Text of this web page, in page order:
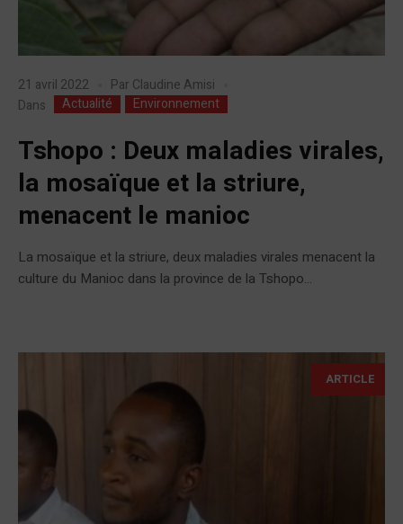
21 avril 2022 Par Claudine Amisi
Dans
Actualité Environnement
Tshopo : Deux maladies virales,
la mosaïque et la striure,
menacent le manioc
La mosaïque et la striure, deux maladies virales menacent la
culture du Manioc dans la province de la Tshopo...
ARTICLE